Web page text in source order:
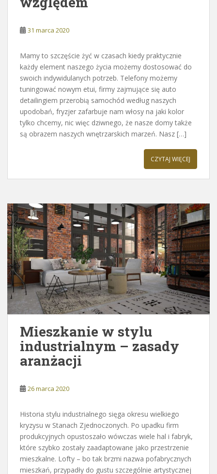
31 marca 2020
Mamy to szczęście żyć w czasach kiedy praktycznie
każdy element naszego życia możemy dostosować do
swoich indywidulanych potrzeb. Telefony możemy
tuningować nowym etui, firmy zajmujące się auto
detailingiem przerobią samochód według naszych
upodobań, fryzjer zafarbuje nam włosy na jaki kolor
tylko chcemy, nic więc dziwnego, że nasze domy także
są obrazem naszych wnętrzarskich marzeń. Nasz […]
CZYTAJ WIĘCEJ
Mieszkanie w stylu
industrialnym – zasady
aranżacji
26 marca 2020
Historia stylu industrialnego sięga okresu wielkiego
kryzysu w Stanach Zjednoczonych. Po upadku firm
produkcyjnych opustoszało wówczas wiele hal i fabryk,
które szybko zostały zaadaptowane jako przestrzenie
mieszkalne. Lofty – bo tak brzmi nazwa pofabrycznych
mieszkań, przypadły do gustu szczególnie artystycznej